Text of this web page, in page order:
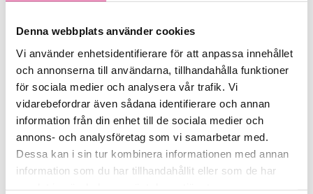
Denna webbplats använder cookies
Vi använder enhetsidentifierare för att anpassa innehållet
och annonserna till användarna, tillhandahålla funktioner
för sociala medier och analysera vår trafik. Vi
vidarebefordrar även sådana identifierare och annan
information från din enhet till de sociala medier och
annons- och analysföretag som vi samarbetar med.
Dessa kan i sin tur kombinera informationen med annan
information som du har tillhandahållit eller som de har
Azets Insight AB
Solna
Telefon
010 457 5077
Mobiltelefon
070-667 86 80